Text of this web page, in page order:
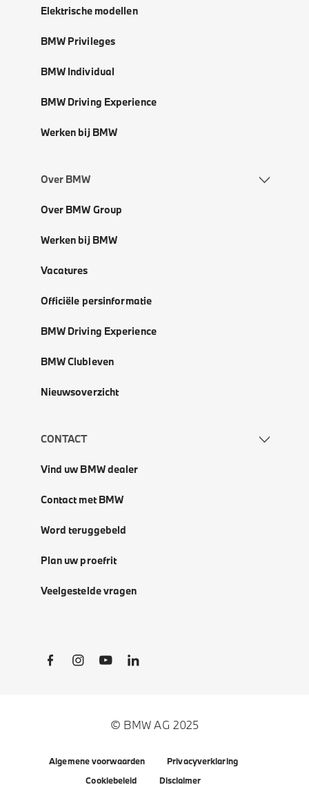
Elektrische modellen
BMW Privileges
BMW Individual
BMW Driving Experience
Werken bij BMW
Over BMW
Over BMW Group
Werken bij BMW
Vacatures
Officiële persinformatie
BMW Driving Experience
BMW Clubleven
Nieuwsoverzicht
CONTACT
Vind uw BMW dealer
Contact met BMW
Word teruggebeld
Plan uw proefrit
Veelgestelde vragen
Social Links
© BMW AG 2025
Algemene voorwaarden
Privacyverklaring
Cookiebeleid
Disclaimer